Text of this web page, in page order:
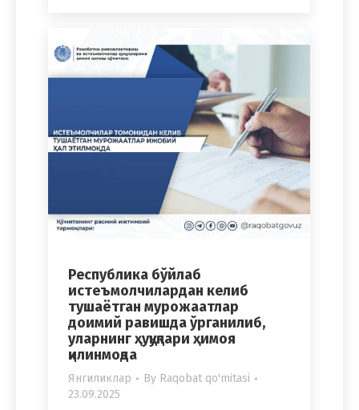
Республика бўйлаб
истеъмолчилардан келиб
тушаётган мурожаатлар
доимий равишда ўрганилиб,
уларнинг ҳуқуқлари ҳимоя
қилинмоқда
Янгиликлар By Raqobat qo'mitasi
23.09.2025